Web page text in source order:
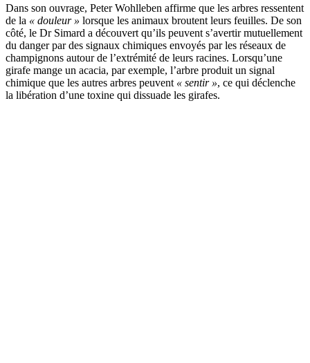
Dans son ouvrage, Peter Wohlleben affirme que les arbres ressentent
de la « douleur » lorsque les animaux broutent leurs feuilles. De son
côté, le Dr Simard a découvert qu’ils peuvent s’avertir mutuellement
du danger par des signaux chimiques envoyés par les réseaux de
champignons autour de l’extrémité de leurs racines. Lorsqu’une
girafe mange un acacia, par exemple, l’arbre produit un signal
chimique que les autres arbres peuvent « sentir », ce qui déclenche
la libération d’une toxine qui dissuade les girafes.